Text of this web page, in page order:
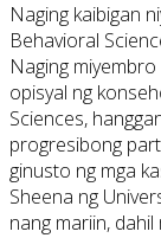
Naging kaibigan
Behavioral
Naging
opisyal ng
Sciences,
progresibong
ginusto ng mga
Sheena ng
nang mariin,